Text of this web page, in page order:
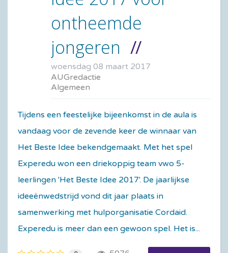
ontheemde
jongeren
woensdag 08 maart 2017
AUGredactie
Algemeen
Tijdens een feestelijke bijeenkomst in de aula is
vandaag voor de zevende keer de winnaar van
Het Beste Idee bekendgemaakt. Met het spel
Experedu won een driekoppig team vwo 5-
leerlingen 'Het Beste Idee 2017'. De jaarlijkse
ideeënwedstrijd vond dit jaar plaats in
samenwerking met hulporganisatie Cordaid.
Experedu is meer dan een gewoon spel. Het is...